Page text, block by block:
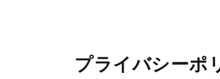
プライバシーポ